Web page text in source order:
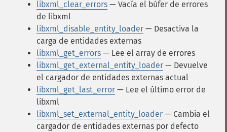
libxml_clear_errors — Vacía el búfer de errores
de libxml
libxml_disable_entity_loader — Desactiva la
carga de entidades externas
libxml_get_errors — Lee el array de errores
libxml_get_external_entity_loader — Devuelve
el cargador de entidades externas actual
libxml_get_last_error — Lee el último error de
libxml
libxml_set_external_entity_loader — Cambia el
cargador de entidades externas por defecto